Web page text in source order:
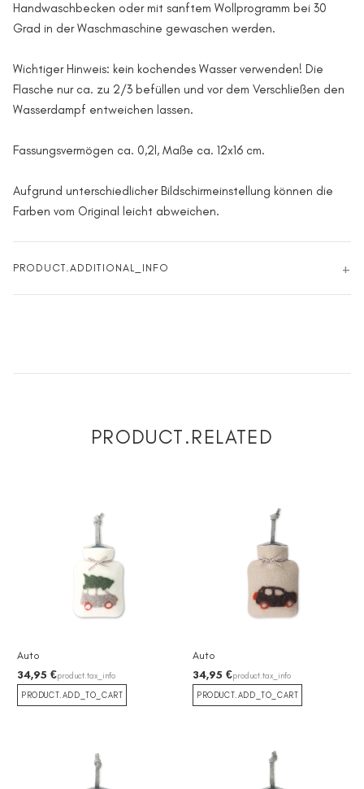
Handwaschbecken oder mit sanftem Wollprogramm bei 30
Grad in der Waschmaschine gewaschen werden.
Wichtiger Hinweis: kein kochendes Wasser verwenden! Die
Flasche nur ca. zu 2/3 befüllen und vor dem Verschließen den
Wasserdampf entweichen lassen.
Fassungsvermögen ca. 0,2l, Maße ca. 12x16 cm.
Aufgrund unterschiedlicher Bildschirmeinstellung können die
Farben vom Original leicht abweichen.
PRODUCT.ADDITIONAL_INFO
PRODUCT.RELATED
Auto
34,95 €product.tax_info
PRODUCT.ADD_TO_CART
Auto
34,95 €product.tax_info
PRODUCT.ADD_TO_CART